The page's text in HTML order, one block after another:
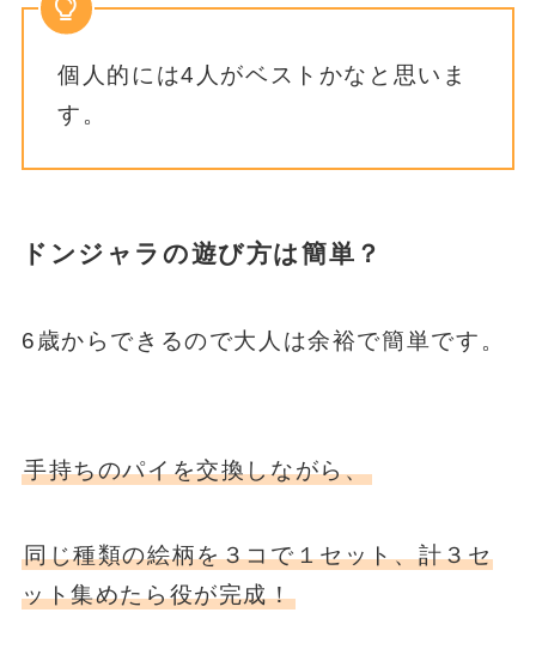
個人的には4人がベストかなと思いま
す。
ドンジャラの遊び方は簡単？
6歳からできるので大人は余裕で簡単です。
手持ちのパイを交換しながら、
同じ種類の絵柄を３コで１セット、計３セ
ット集めたら役が完成！